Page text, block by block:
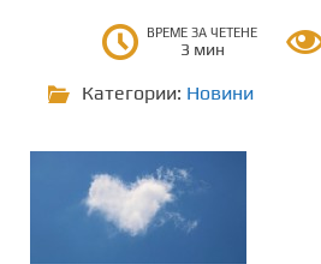
ВРЕМЕ ЗА ЧЕТЕНЕ
3 мин
Категории: Новини